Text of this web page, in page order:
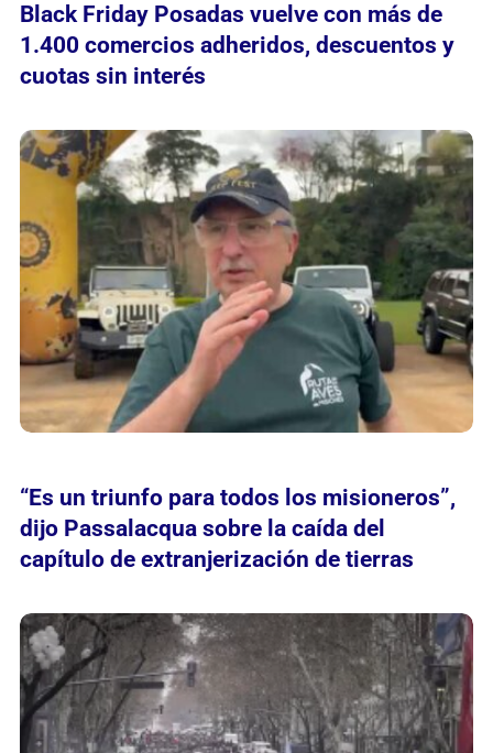
Black Friday Posadas vuelve con más de
1.400 comercios adheridos, descuentos y
cuotas sin interés
“Es un triunfo para todos los misioneros”,
dijo Passalacqua sobre la caída del
capítulo de extranjerización de tierras